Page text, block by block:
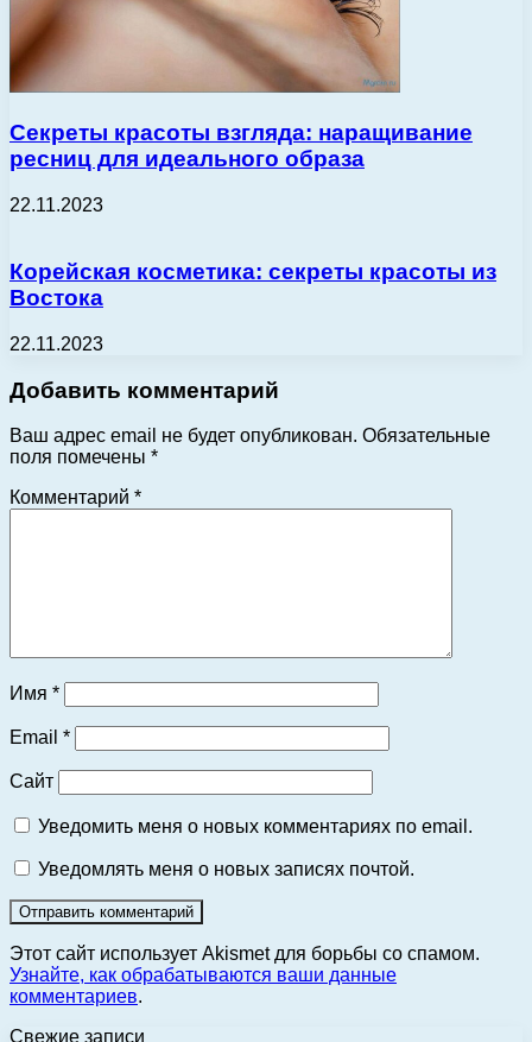
Секреты красоты взгляда: наращивание
ресниц для идеального образа
22.11.2023
Корейская косметика: секреты красоты из
Востока
22.11.2023
Добавить комментарий
Ваш адрес email не будет опубликован. Обязательные
поля помечены *
Комментарий *
Имя *
Email *
Сайт
Уведомить меня о новых комментариях по email.
Уведомлять меня о новых записях почтой.
Этот сайт использует Akismet для борьбы со спамом.
Узнайте, как обрабатываются ваши данные
комментариев.
Свежие записи